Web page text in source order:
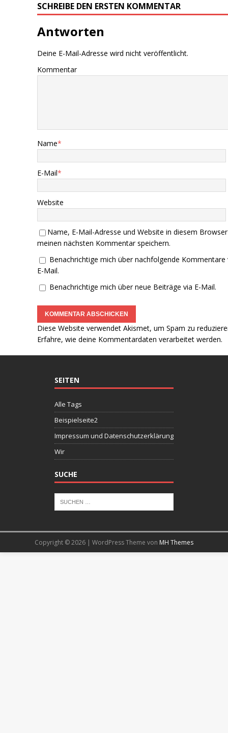
SCHREIBE DEN ERSTEN KOMMENTAR
Antworten
Deine E-Mail-Adresse wird nicht veröffentlicht.
Kommentar
Name*
E-Mail*
Website
Name, E-Mail-Adresse und Website in diesem
meinen nächsten Kommentar speichern.
Benachrichtige mich über nachfolgende Kommentare
E-Mail.
Benachrichtige mich über neue Beiträge via E-Mail.
Diese Website verwendet Akismet, um Spam zu
Erfahre, wie deine Kommentardaten verarbeitet werden.
SEITEN
Alle Tags
Beispielseite2
Impressum und Datenschutzerklärung
Wir
SUCHE
Copyright © 2026 | WordPress Theme von MH Themes